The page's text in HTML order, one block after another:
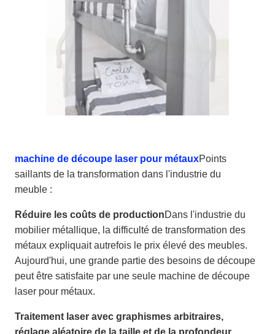
machine de découpe laser pour métauxPoints
saillants de la transformation dans l'industrie du
meuble :
Réduire les coûts de productionDans l'industrie du
mobilier métallique, la difficulté de transformation des
métaux expliquait autrefois le prix élevé des meubles.
Aujourd'hui, une grande partie des besoins de découpe
peut être satisfaite par une seule machine de découpe
laser pour métaux.
Traitement laser avec graphismes arbitraires,